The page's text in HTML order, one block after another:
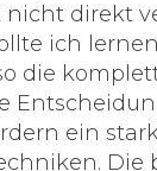
nicht direkt
ich
die
ein
Die